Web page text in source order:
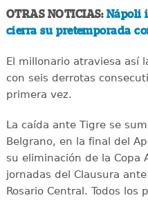
OTRAS NOTICIAS: Nápoli
cierra su pretemporada
El millonario atraviesa así
con seis derrotas
primera vez.
La caída ante Tigre se
Belgrano, en la final del
su eliminación de la Copa
jornadas del Clausura
Rosario Central. Todos